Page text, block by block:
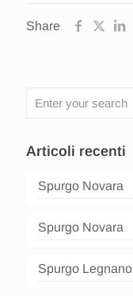
Share
Articoli recenti
Spurgo Novara
Spurgo Novara
Spurgo Legnano